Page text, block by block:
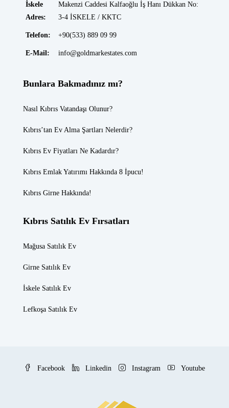
İskele
Adres:
Makenzi Caddesi Kalfaoğlu İş Hanı Dükkan No:
3-4 İSKELE / KKTC
Telefon: +90(533) 889 09 99
E-Mail: info@goldmarkestates.com
Bunlara Bakmadınız mı?
Nasıl Kıbrıs Vatandaşı Olunur?
Kıbrıs’tan Ev Alma Şartları Nelerdir?
Kıbrıs Ev Fiyatları Ne Kadardır?
Kıbrıs Emlak Yatırımı Hakkında 8 İpucu!
Kıbrıs Girne Hakkında!
Kıbrıs Satılık Ev Fırsatları
Mağusa Satılık Ev
Girne Satılık Ev
İskele Satılık Ev
Lefkoşa Satılık Ev
Facebook Linkedin Instagram Youtube